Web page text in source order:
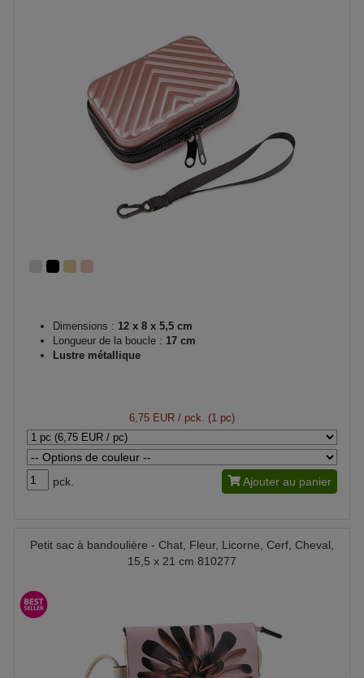
Dimensions : 12 x 8 x 5,5 cm
Longueur de la boucle : 17 cm
Lustre métallique
6,75 EUR / pck. (1 pc)
pck. Ajouter au panier
Petit sac à bandoulière - Chat, Fleur, Licorne, Cerf, Cheval,
15,5 x 21 cm 810277